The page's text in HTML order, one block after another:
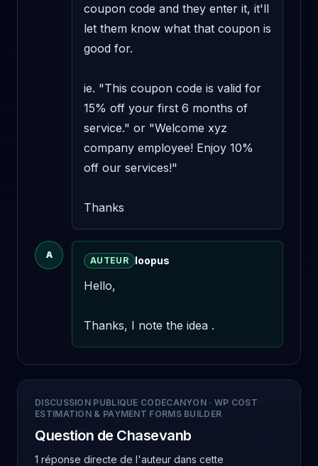
coupon code and they enter it, it'll
let them know what that coupon is
good for.
ie. "This coupon code is valid for
15% off your first 6 months of
service." or "Welcome xyz
company employee! Enjoy 10%
off our services!"
Thanks
A
AUTEUR loopus
Hello,
Thanks, I note the idea .
DISCUSSION PUBLIQUE CODECANYON · WP COST
ESTIMATION & PAYMENT FORMS BUILDER
Question de Chasevanb
1 réponse directe de l'auteur dans cette